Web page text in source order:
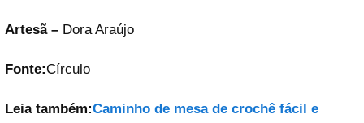
Artesã – Dora Araújo
Fonte:Círculo
Leia também:Caminho de mesa de crochê fácil e